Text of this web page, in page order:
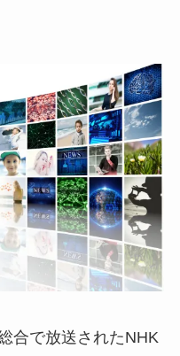
合で放送されたNHK